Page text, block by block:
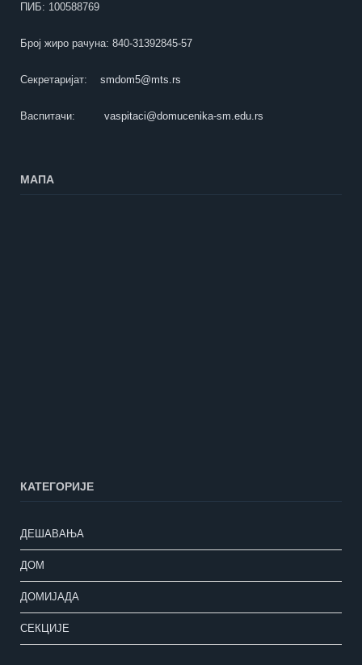
ПИБ: 100588769
Број жиро рачуна: 840-31392845-57
Секретаријат: smdom5@mts.rs
Васпитачи: vaspitaci@domucenika-sm.edu.rs
МАПА
КАТЕГОРИЈЕ
ДЕШАВАЊА
ДОМ
ДОМИЈАДА
СЕКЦИЈЕ